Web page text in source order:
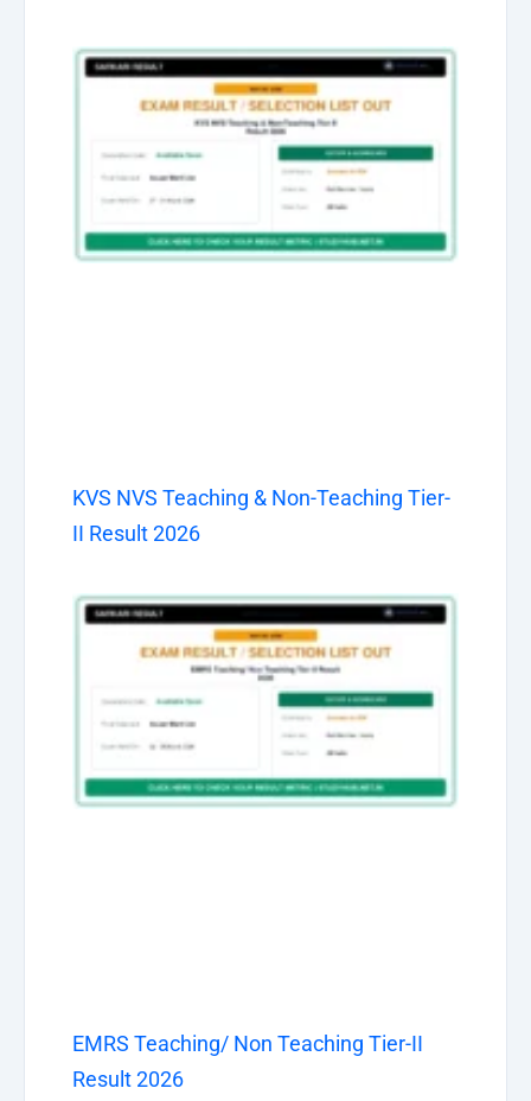
KVS NVS Teaching & Non-Teaching Tier-
II Result 2026
EMRS Teaching/ Non Teaching Tier-II
Result 2026